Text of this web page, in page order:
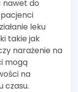
do
leku
takie jak
narażenie na
mogą
na
czasu.